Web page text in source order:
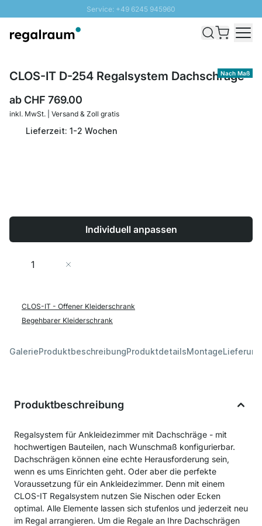
Service: +49 6245 945960
Versand & Zoll gratis ab 300 CHF
Nach Maß
CLOS-IT D-254 Regalsystem Dachschräge
abCHF 769.00
inkl. MwSt. | Versand & Zoll gratis
Lieferzeit: 1-2 Wochen
Individuell anpassen
Menge
CLOS-IT - Offener Kleiderschrank
Begehbarer Kleiderschrank
GalerieProduktbeschreibungProduktdetailsMontage
Produktbeschreibung
Regalsystem für Ankleidezimmer mit Dachschräge - mit
hochwertigen Bauteilen, nach Wunschmaß konfigurierbar.
Dachschrägen können eine echte Herausforderung sein,
wenn es ums Einrichten geht. Oder aber die perfekte
Voraussetzung für ein Ankleidezimmer. Denn mit einem
CLOS-IT Regalsystem nutzen Sie Nischen oder Ecken
optimal. Alle Elemente lassen sich stufenlos und jederzeit neu
im Regal arrangieren. Um die Regale an Ihre Dachschrägen